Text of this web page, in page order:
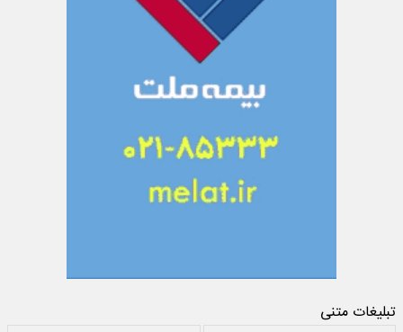
تبلیغات متنی